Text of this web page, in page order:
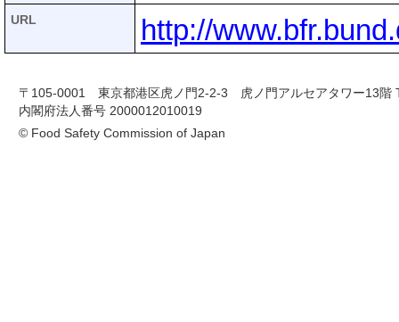
URL http://
〒105-0001 東京都港区虎ノ門2-2-3 虎ノ門アルセアタワー13階
内閣府法人番号 2000012010019
© Food Safety Commission of Japan